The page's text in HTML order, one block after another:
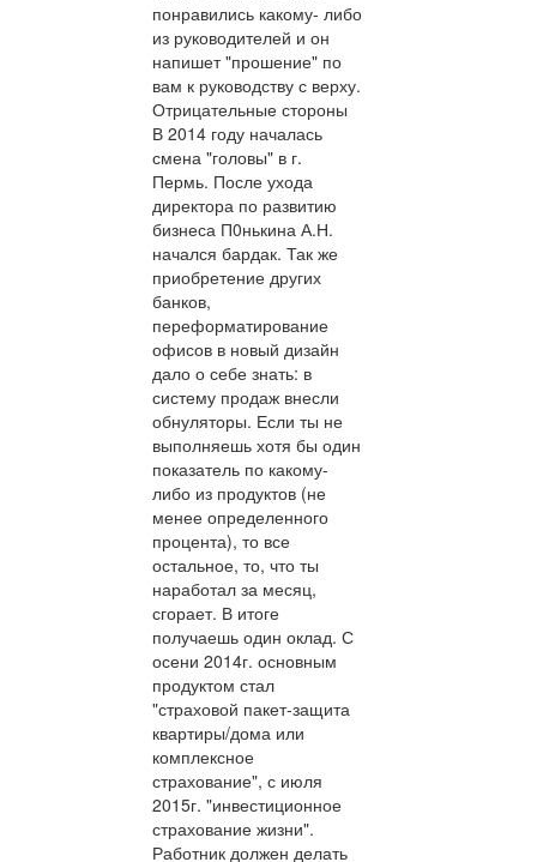
понравились какому- либо
из руководителей и он
напишет "прошение" по
вам к руководству с верху.
Отрицательные стороны
В 2014 году началась
смена "головы" в г.
Пермь. После ухода
директора по развитию
бизнеса П0нькина А.Н.
начался бардак. Так же
приобретение других
банков,
переформатирование
офисов в новый дизайн
дало о себе знать: в
систему продаж внесли
обнуляторы. Если ты не
выполняешь хотя бы один
показатель по какому-
либо из продуктов (не
менее определенного
процента), то все
остальное, то, что ты
наработал за месяц,
сгорает. В итоге
получаешь один оклад. С
осени 2014г. основным
продуктом стал
"страховой пакет-защита
квартиры/дома или
комплексное
страхование", с июля
2015г. "инвестиционное
страхование жизни".
Работник должен делать